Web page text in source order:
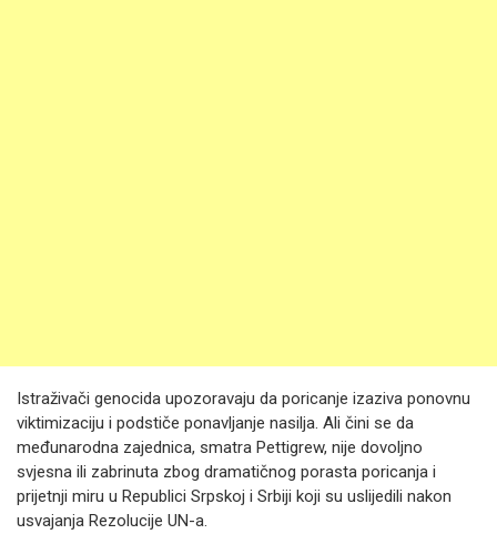
Istraživači genocida upozoravaju da poricanje izaziva ponovnu
viktimizaciju i podstiče ponavljanje nasilja. Ali čini se da
međunarodna zajednica, smatra Pettigrew, nije dovoljno
svjesna ili zabrinuta zbog dramatičnog porasta poricanja i
prijetnji miru u Republici Srpskoj i Srbiji koji su uslijedili nakon
usvajanja Rezolucije UN-a.